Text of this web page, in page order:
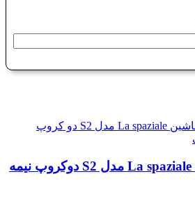
اسپرسو ماشین La spaziale مدل S2 دوکروپ نیمه